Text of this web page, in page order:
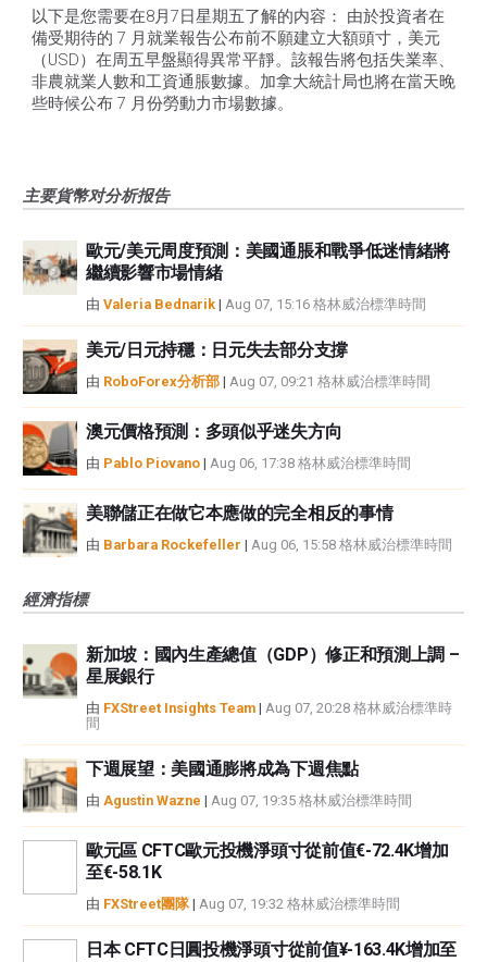
以下是您需要在8月7日星期五了解的内容： 由於投資者在
備受期待的 7 月就業報告公布前不願建立大額頭寸，美元
（USD）在周五早盤顯得異常平靜。該報告將包括失業率、
非農就業人數和工資通脹數據。加拿大統計局也將在當天晚
些時候公布 7 月份勞動力市場數據。
主要貨幣对分析报告
歐元/美元周度預測：美國通脹和戰爭低迷情緒將
繼續影響市場情緒
由 Valeria Bednarik | Aug 07, 15:16 格林威治標準時間
美元/日元持穩：日元失去部分支撐
由 RoboForex分析部 | Aug 07, 09:21 格林威治標準時間
澳元價格預測：多頭似乎迷失方向
由 Pablo Piovano | Aug 06, 17:38 格林威治標準時間
美聯儲正在做它本應做的完全相反的事情
由 Barbara Rockefeller | Aug 06, 15:58 格林威治標準時間
經濟指標
新加坡：國內生產總值（GDP）修正和預測上調 –
星展銀行
由 FXStreet Insights Team | Aug 07, 20:28 格林威治標準時
間
下週展望：美國通膨將成為下週焦點
由 Agustin Wazne | Aug 07, 19:35 格林威治標準時間
歐元區 CFTC歐元投機淨頭寸從前值€-72.4K增加
至€-58.1K
由 FXStreet團隊| Aug 07, 19:32 格林威治標準時間
日本 CFTC日圓投機淨頭寸從前值¥-163.4K增加至